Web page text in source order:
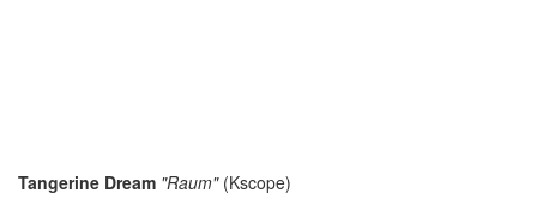
Tangerine Dream "Raum"(Kscope)